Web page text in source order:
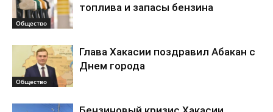
Общество
топлива и запасы бензина
Общество
Глава Хакасии поздравил Абакан с
Днем города